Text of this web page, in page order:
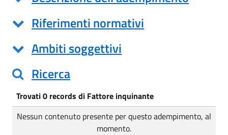
Riferimenti normativi
Ambiti soggettivi
Ricerca
Trovati 0 records di Fattore inquinante
Nessun contenuto presente per questo adempimento, al
momento.